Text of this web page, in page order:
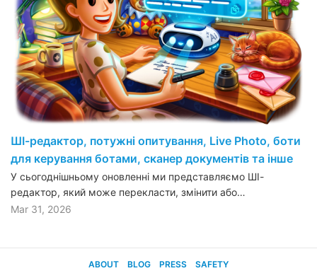
ШІ-редактор, потужні опитування, Live Photo, боти
для керування ботами, сканер документів та інше
У сьогоднішньому оновленні ми представляємо ШІ-
редактор, який може перекласти, змінити або…
Mar 31, 2026
ABOUT BLOG PRESS SAFETY